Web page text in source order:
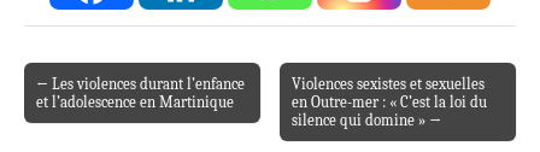
Post navigation
← Les violences durant l’enfance
et l’adolescence en Martinique
Violences sexistes et sexuelles
en Outre-mer : « C’est la loi du
silence qui domine » →